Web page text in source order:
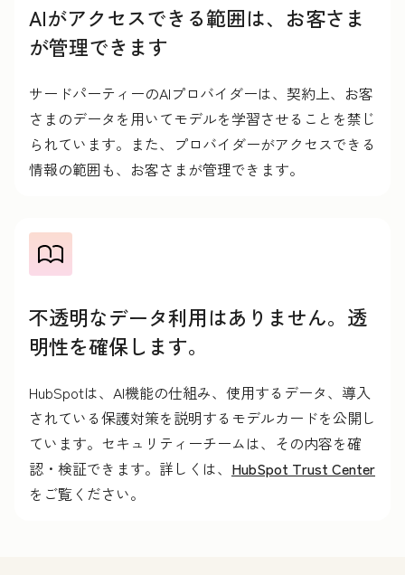
AIがアクセスできる範囲は、お客さま
が管理できます
サードパーティーのAIプロバイダーは、契約上、お客
さまのデータを用いてモデルを学習させることを禁じ
られています。また、プロバイダーがアクセスできる
情報の範囲も、お客さまが管理できます。
不透明なデータ利用はありません。透
明性を確保します。
HubSpotは、AI機能の仕組み、使用するデータ、導入
されている保護対策を説明するモデルカードを公開し
ています。セキュリティーチームは、その内容を確
認・検証できます。詳しくは、 HubSpot Trust Center
をご覧ください。